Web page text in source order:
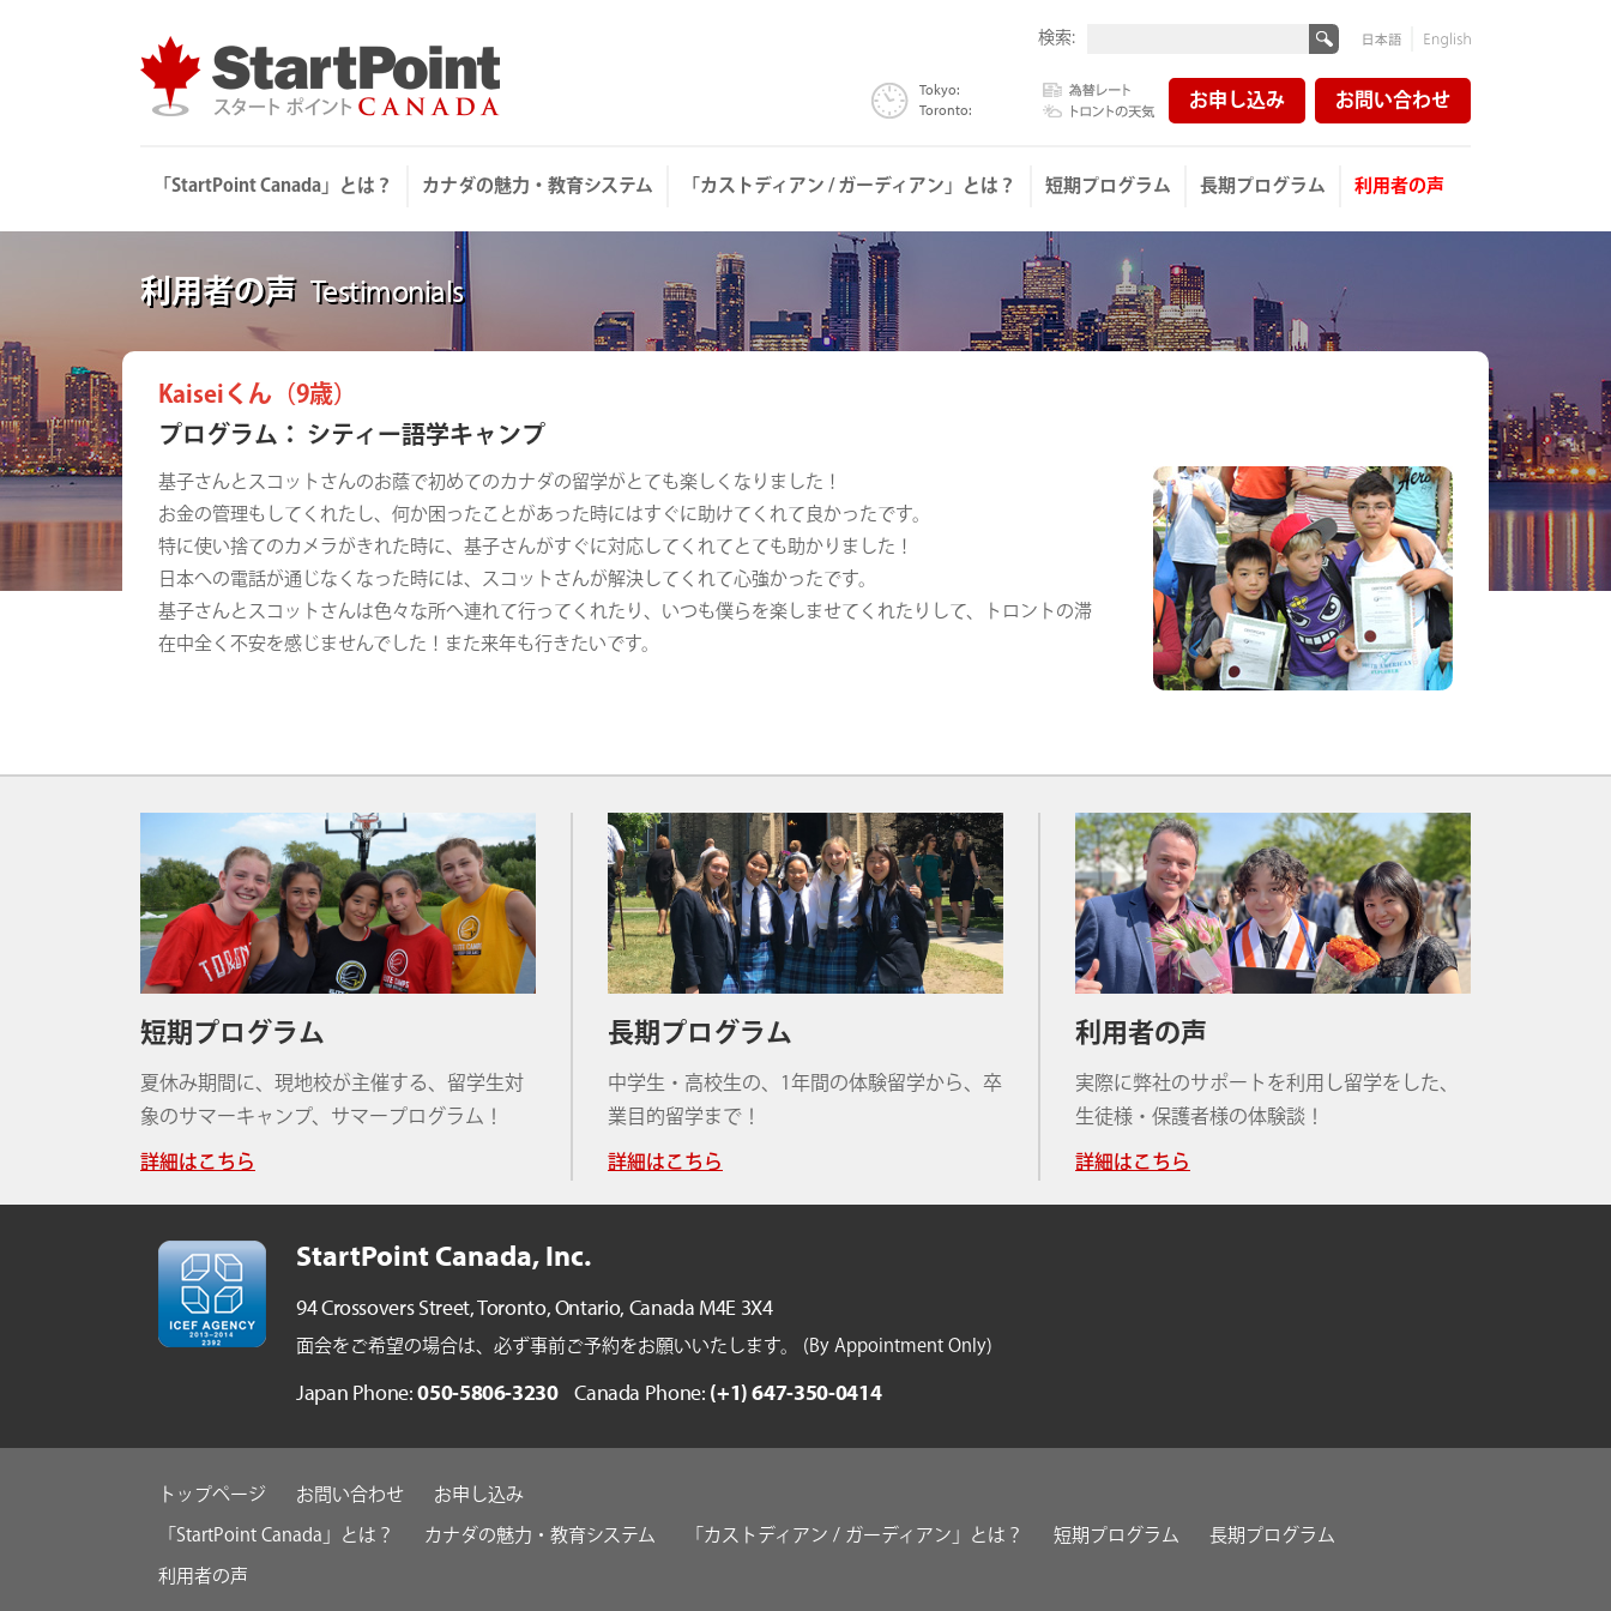
検索:
語
Tokyo:
Toronto:
為替レート
お申し込み お問い合わせ
「StartPoint Canada」とは？ カナダの魅力・教育システム 「カストディアン / ガーディアン」とは？ 短期プログラム 長期プログラム 利用者の声
利用者の声 Testimonials
Kaiseiくん（9歳）
プログラム： シティー語学キャンプ
基子さんとスコットさんのお蔭で初めてのカナダの留学がとても楽しくなりました！
お金の管理もしてくれたし、何か困ったことがあった時にはすぐに助けてくれて良かったです。
特に使い捨てのカメラがきれた時に、基子さんがすぐに対応してくれてとても助かりました！
日本への電話が通じなくなった時には、スコットさんが解決してくれて心強かったです。
基子さんとスコットさんは色々な所へ連れて行ってくれたり、いつも僕らを楽しませてくれたりして、トロントの滞
在中全く不安を感じませんでした！また来年も行きたいです。
短期プログラム
夏休み期間に、現地校が主催する、留学生対
象のサマーキャンプ、サマープログラム！
詳細はこちら
長期プログラム
中学生・高校生の、1年間の体験留学から、卒
業目的留学まで！
詳細はこちら
利用者の声
実際に弊社のサポートを利用し留学をした、
生徒様・保護者様の体験談！
詳細はこちら
StartPoint Canada, Inc.
94 Crossovers Street,Toronto, Ontario, Canada M4E 3X4
面会をご希望の場合は、必ず事前ご予約をお願いいたします。 (By Appointment Only)
Japan Phone:050-5806-3230 Canada Phone: (+1) 647-350-0414
トップページ お問い合わせ
お申し込み
「StartPoint Canada」とは？
カナダの魅力・教育システム 「カストディアン / ガーディアン」とは？ 短期プログラム
長期プログラム
利用者の声